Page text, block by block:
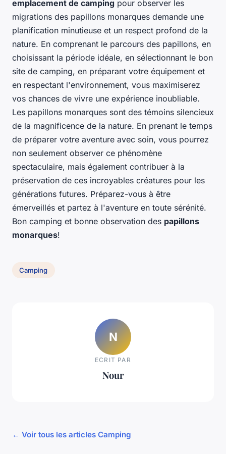
emplacement de camping pour observer les
migrations des papillons monarques demande une
planification minutieuse et un respect profond de la
nature. En comprenant le parcours des papillons, en
choisissant la période idéale, en sélectionnant le bon
site de camping, en préparant votre équipement et
en respectant l'environnement, vous maximiserez
vos chances de vivre une expérience inoubliable.
Les papillons monarques sont des témoins silencieux
de la magnificence de la nature. En prenant le temps
de préparer votre aventure avec soin, vous pourrez
non seulement observer ce phénomène
spectaculaire, mais également contribuer à la
préservation de ces incroyables créatures pour les
générations futures. Préparez-vous à être
émerveillés et partez à l'aventure en toute sérénité.
Bon camping et bonne observation des papillons
monarques!
Camping
N
ECRIT PAR
Nour
← Voir tous les articles Camping